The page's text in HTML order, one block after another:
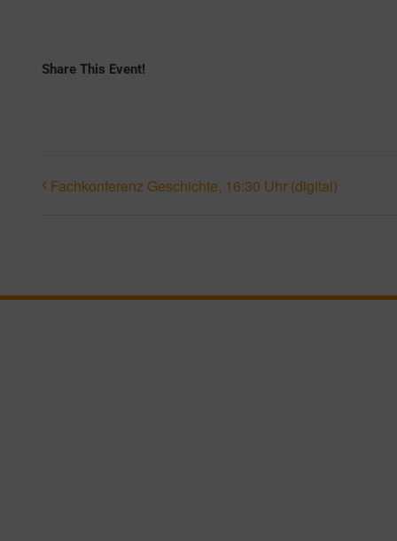
Share This Event!
Fachkonferenz Geschichte, 16:30 Uhr (digital)